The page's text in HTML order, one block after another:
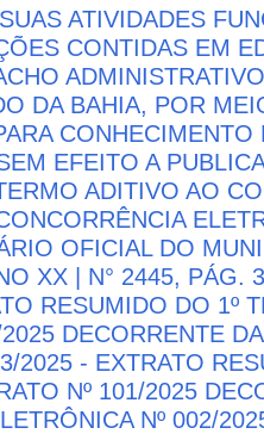
ATIVIDADES
CONTIDAS EM
DA BAHIA, POR
EFEITO A
ADITIVO AO
OFICIAL DO
XX | N° 2445, PÁG.
RESUMIDO DO 1º
DECORRENTE
2025 - EXTRATO
Nº 101/2025
Nº 002/